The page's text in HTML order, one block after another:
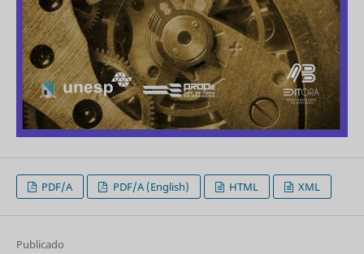
PDF/A PDF/A (English) HTML XML
Publicado